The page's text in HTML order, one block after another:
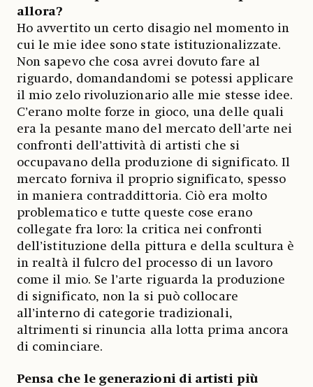
allora?
Ho avvertito un certo disagio nel momento in
cui le mie idee sono state istituzionalizzate.
Non sapevo che cosa avrei dovuto fare al
riguardo, domandandomi se potessi applicare
il mio zelo rivoluzionario alle mie stesse idee.
C’erano molte forze in gioco, una delle quali
era la pesante mano del mercato dell’arte nei
confronti dell’attività di artisti che si
occupavano della produzione di significato. Il
mercato forniva il proprio significato, spesso
in maniera contraddittoria. Ciò era molto
problematico e tutte queste cose erano
collegate fra loro: la critica nei confronti
dell’istituzione della pittura e della scultura è
in realtà il fulcro del processo di un lavoro
come il mio. Se l’arte riguarda la produzione
di significato, non la si può collocare
all’interno di categorie tradizionali,
altrimenti si rinuncia alla lotta prima ancora
di cominciare.
Pensa che le generazioni di artisti più